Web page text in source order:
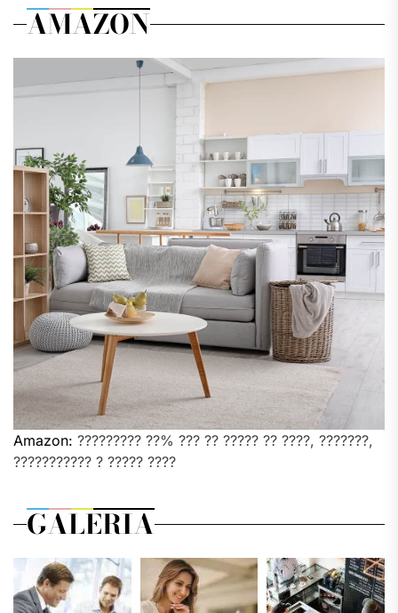
AMAZON
Amazon: ????????? ??% ??? ?? ????? ?? ????, ???????,
??????????? ? ????? ????
GALERIA